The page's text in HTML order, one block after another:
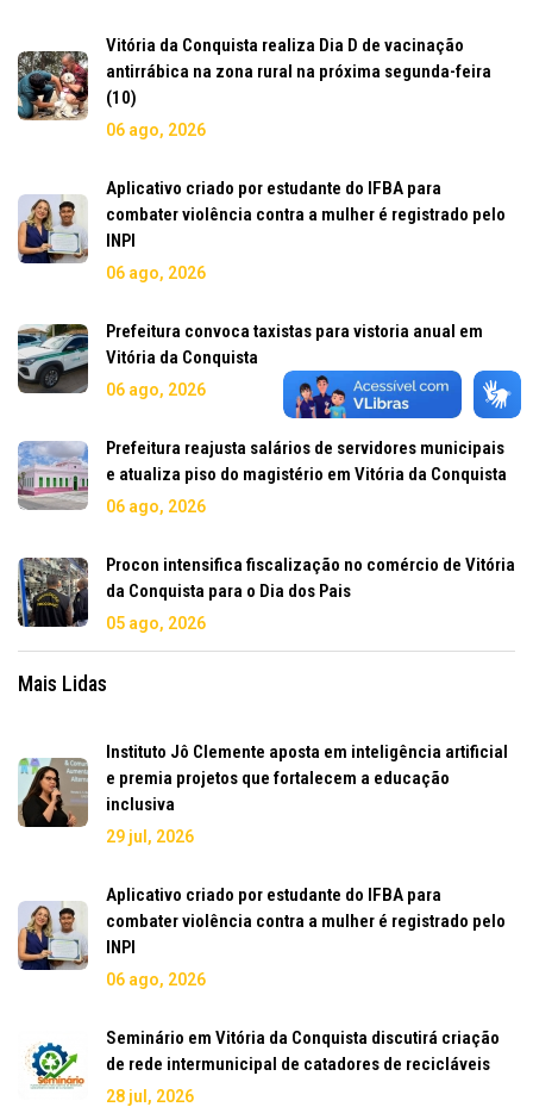
Vitória da Conquista realiza Dia D de vacinação
antirrábica na zona rural na próxima segunda-feira
(10)
06 ago, 2026
Aplicativo criado por estudante do IFBA para
combater violência contra a mulher é registrado pelo
INPI
06 ago, 2026
Prefeitura convoca taxistas para vistoria anual em
Vitória da Conquista
06 ago, 2026
Prefeitura reajusta salários de servidores municipais
e atualiza piso do magistério em Vitória da Conquista
06 ago, 2026
Procon intensifica fiscalização no comércio de Vitória
da Conquista para o Dia dos Pais
05 ago, 2026
Mais Lidas
Instituto Jô Clemente aposta em inteligência artificial
e premia projetos que fortalecem a educação
inclusiva
29 jul, 2026
Aplicativo criado por estudante do IFBA para
combater violência contra a mulher é registrado pelo
INPI
06 ago, 2026
Seminário em Vitória da Conquista discutirá criação
de rede intermunicipal de catadores de recicláveis
28 jul, 2026